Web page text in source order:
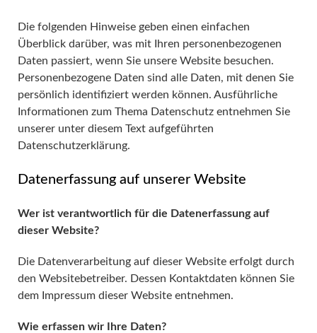
Die folgenden Hinweise geben einen einfachen
Überblick darüber, was mit Ihren personenbezogenen
Daten passiert, wenn Sie unsere Website besuchen.
Personenbezogene Daten sind alle Daten, mit denen Sie
persönlich identifiziert werden können. Ausführliche
Informationen zum Thema Datenschutz entnehmen Sie
unserer unter diesem Text aufgeführten
Datenschutzerklärung.
Datenerfassung auf unserer Website
Wer ist verantwortlich für die Datenerfassung auf
dieser Website?
Die Datenverarbeitung auf dieser Website erfolgt durch
den Websitebetreiber. Dessen Kontaktdaten können Sie
dem Impressum dieser Website entnehmen.
Wie erfassen wir Ihre Daten?